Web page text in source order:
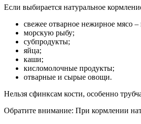
Если выбирается натуральное
свежее отварное нежирное мясо –
морскую рыбу;
субпродукты;
яйца;
каши;
кисломолочные продукты;
отварные и сырые овощи.
Нельзя сфинксам кости, особенно
Обратите внимание: При кормлении